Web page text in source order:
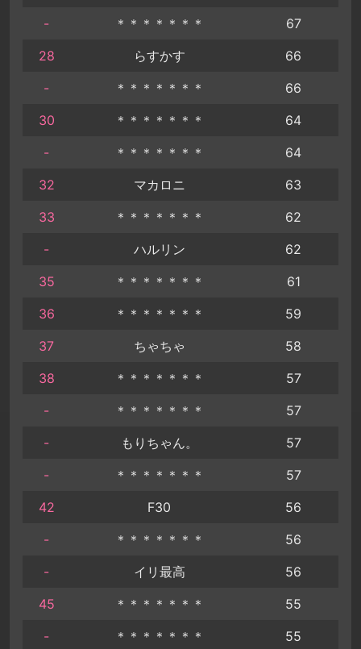
-
＊＊＊＊＊＊＊
67
28
らすかす
66
-
＊＊＊＊＊＊＊
66
30
＊＊＊＊＊＊＊
64
-
＊＊＊＊＊＊＊
64
32
マカロニ
63
33
＊＊＊＊＊＊＊
62
-
ハルリン
62
35
＊＊＊＊＊＊＊
61
36
＊＊＊＊＊＊＊
59
37
ちゃちゃ
58
38
＊＊＊＊＊＊＊
57
-
＊＊＊＊＊＊＊
57
-
もりちゃん。
57
-
＊＊＊＊＊＊＊
57
42
F30
56
-
＊＊＊＊＊＊＊
56
-
イリ最高
56
45
＊＊＊＊＊＊＊
55
-
＊＊＊＊＊＊＊
55